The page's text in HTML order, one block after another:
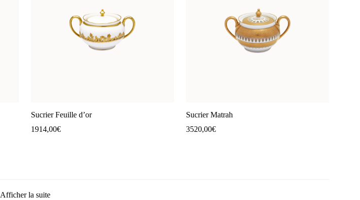
Sucrier Feuille d’or
1914,00€
Sucrier Matrah
3520,00€
Afficher la suite